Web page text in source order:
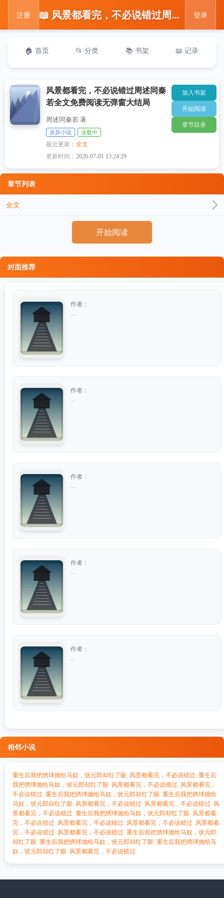
注册 📖 风景都看完，不必说错过周述同秦若全文免费阅读无弹窗大结局 登录
🏠 首页 📂 分类 📚 书架 📖 记录
风景都看完，不必说错过周述同秦
若全文免费阅读无弹窗大结局
周述同秦若 著
灵异小说 连载中
最近更新：全文
更新时间：2026-07-01 13:24:29
加入书架
开始阅读
章节目录
章节列表
全文
开始阅读
封面推荐
作者：
作者：
作者：
作者：
作者：
相邻小说
重生后我把绣球抛给马奴，状元郎却红了眼 风景都看完，不必说错过 重生后
我把绣球抛给马奴，状元郎却红了眼 风景都看完，不必说错过 风景都看完，
不必说错过 重生后我把绣球抛给马奴，状元郎却红了眼 重生后我把绣球抛给
马奴，状元郎却红了眼 风景都看完，不必说错过 风景都看完，不必说错过 风
景都看完，不必说错过 重生后我把绣球抛给马奴，状元郎却红了眼 风景都看
完，不必说错过 风景都看完，不必说错过 风景都看完，不必说错过 风景都看
完，不必说错过 风景都看完，不必说错过 重生后我把绣球抛给马奴，状元郎
却红了眼 重生后我把绣球抛给马奴，状元郎却红了眼 重生后我把绣球抛给马
奴，状元郎却红了眼 风景都看完，不必说错过